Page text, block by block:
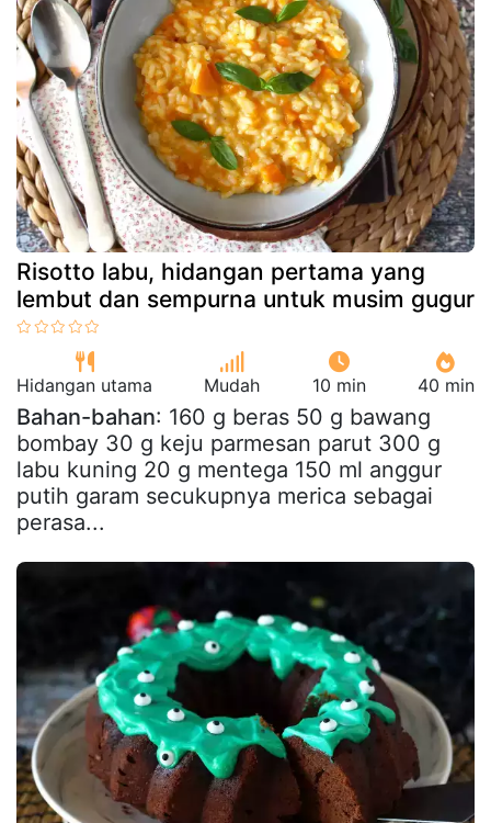
Risotto labu, hidangan pertama yang
lembut dan sempurna untuk musim gugur
Hidangan utama Mudah 10 min 40 min
Bahan-bahan: 160 g beras 50 g bawang
bombay 30 g keju parmesan parut 300 g
labu kuning 20 g mentega 150 ml anggur
putih garam secukupnya merica sebagai
perasa...